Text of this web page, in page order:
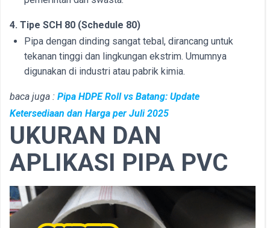
4. Tipe SCH 80 (Schedule 80)
Pipa dengan dinding sangat tebal, dirancang untuk
tekanan tinggi dan lingkungan ekstrim. Umumnya
digunakan di industri atau pabrik kimia.
baca juga : Pipa HDPE Roll vs Batang: Update
Ketersediaan dan Harga per Juli 2025
UKURAN DAN
APLIKASI PIPA PVC